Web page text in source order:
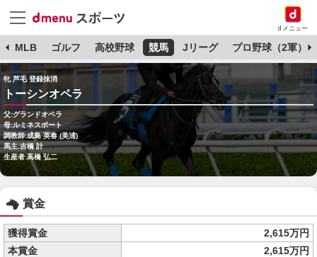
dメニュー
MLB ゴルフ 高校野球 競馬 Jリーグ プロ野球（2軍）
牝 芦毛 登録抹消
トーシンオペラ
父:グランドオペラ
母:ルミネスポート
調教師:成島 英春 (美浦)
馬主:吉橋 計
生産者:高橋 弘二
賞金
獲得賞金
2,615万円
本賞金
2,615万円